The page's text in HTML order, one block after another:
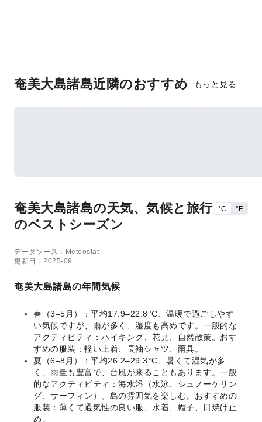
奄美大島諸島近隣のおすすめ もっと見る
奄美大島諸島の天気、気候と旅行
のベストシーズン
°C °F
データソース：Meteostat
更新日：2025-09
奄美大島諸島の年間気候
春（3–5月）：平均17.9–22.8°C、温暖で過ごしやす
い気候ですが、雨が多く、湿度も高めです。一般的な
アクティビティ：ハイキング、花見、自然散策。おす
すめの服装：軽い上着、長袖シャツ、雨具。
夏（6–8月）：平均26.2–29.3°C、暑くて湿気が多
く、雨量も豊富で、台風が来ることもあります。一般
的なアクティビティ：海水浴（水泳、シュノーケリン
グ、サーフィン）、島の雰囲気を楽しむ。おすすめの
服装：薄くて通気性の良い服、水着、帽子、日焼け止
め。